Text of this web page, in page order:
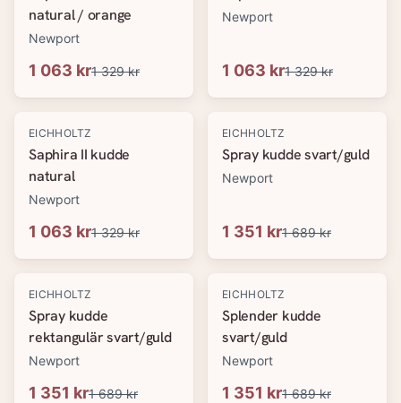
natural / orange
Newport
1 063 kr1 329 kr
Newport
1 063 kr1 329 kr
-20%
EICHHOLTZ
Saphira II kudde
natural
Newport
1 063 kr1 329 kr
-20%
EICHHOLTZ
Spray kudde svart/guld
Newport
1 351 kr1 689 kr
-20%
EICHHOLTZ
Spray kudde
rektangulär svart/guld
Newport
1 351 kr1 689 kr
-20%
EICHHOLTZ
Splender kudde
svart/guld
Newport
1 351 kr1 689 kr